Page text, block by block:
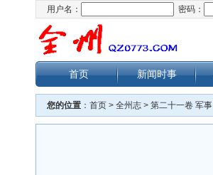
用户名： 密码：
首页 新闻时事
您的位置 ： 首页 > 全州志 > 第二十一卷 军事